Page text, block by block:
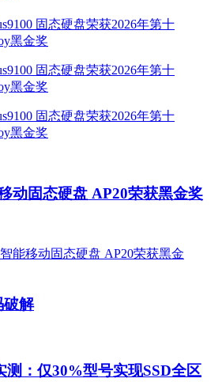
动固态硬盘 AP20荣获黑金奖
破解
测：仅30%型号实现SSD全区